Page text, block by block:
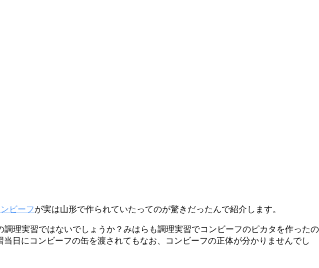
ビーフが実は山形で作られていたってのが驚きだったんで紹介します。
理実習ではないでしょうか？みはらも調理実習でコンビーフのピカタを作ったの
日にコンビーフの缶を渡されてもなお、コンビーフの正体が分かりませんでし